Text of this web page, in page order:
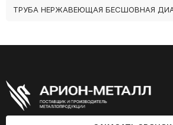
ТРУБА НЕРЖАВЕЮЩАЯ БЕСШОВНАЯ